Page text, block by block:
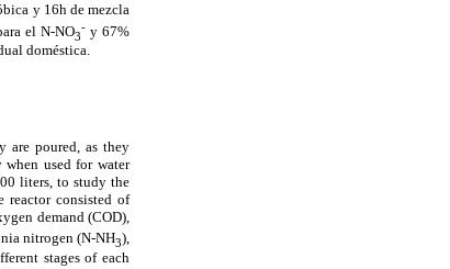
y 16h de mezcla
el N-NO3
- y 67%
doméstica.
are poured, as they
used for water
liters, to study the
reactor consisted of
demand (COD),
nitrogen (N-NH3),
stages of each